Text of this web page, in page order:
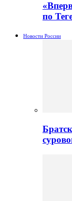
по
Новости России